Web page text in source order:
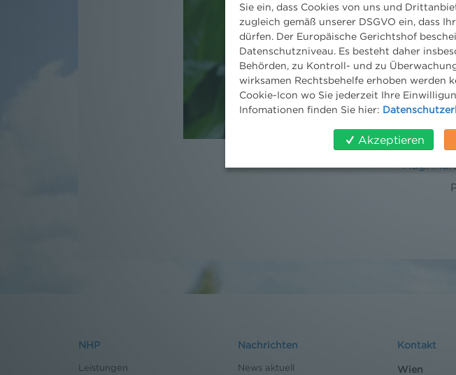
NHP
Leistungen
Nachrichten
News aktuell
Kontakt
Wien
Sie ein, dass Cookies von uns und
zugleich gemäß unserer DSGVO ein, dass
dürfen. Der Europäische Gerichtshof
Datenschutzniveau. Es besteht daher
Behörden, zu Kontroll- und zu
wirksamen Rechtsbehelfe erhoben werden
Cookie-Icon wo Sie jederzeit Ihre
Infomationen finden Sie hier:
Akzeptieren